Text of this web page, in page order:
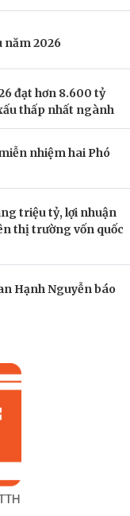
năm 2026
đạt hơn 8.600 tỷ
thấp nhất ngành
nhiệm hai Phó
triệu tỷ, lợi nhuận
thị trường vốn quốc
Hạnh Nguyễn báo